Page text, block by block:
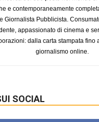
e contemporaneamente
Giornalista Pubblicista.
appassionato di cinema e
dalla carta stampata fino
giornalismo online.
SOCIAL